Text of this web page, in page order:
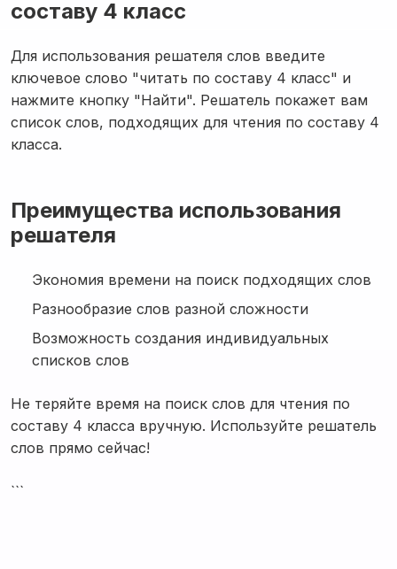
составу 4 класс
Для использования решателя слов введите
ключевое слово "читать по составу 4 класс" и
нажмите кнопку "Найти". Решатель покажет вам
список слов, подходящих для чтения по составу 4
класса.
Преимущества использования
решателя
Экономия времени на поиск подходящих слов
Разнообразие слов разной сложности
Возможность создания индивидуальных
списков слов
Не теряйте время на поиск слов для чтения по
составу 4 класса вручную. Используйте решатель
слов прямо сейчас!
```